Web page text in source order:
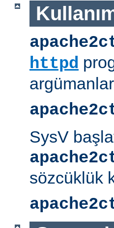
httpd
SysV
sözcüklük